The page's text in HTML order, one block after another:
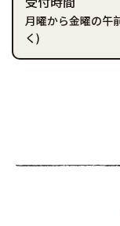
月曜から金曜の午
く)